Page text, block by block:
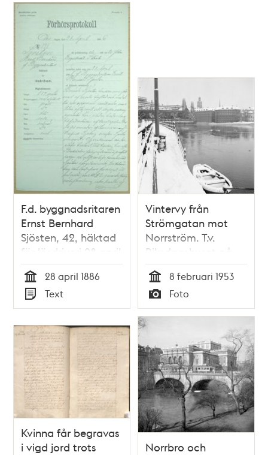
F.d. byggnadsritaren
Ernst Bernhard
Sjösten, 42, häktad
för lösdriveri 28 april
1886 - polisförhör
Tid
28 april 1886
Typ
Text
Vintervy från
Strömgatan mot
Norrström. T.v.
Riksdagshuset på
Helgeandsholmen,
Storkyrkans kyrktorn
i fonden och t.h.
Riksdagens
ledamotshus på
Tid
8 februari 1953
Typ
Foto
Kvinna får begravas
i vigd jord trots
Norrbro och